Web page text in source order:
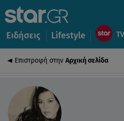
Ειδήσεις Lifestyle
Επιστροφή στην Αρχική σελίδα